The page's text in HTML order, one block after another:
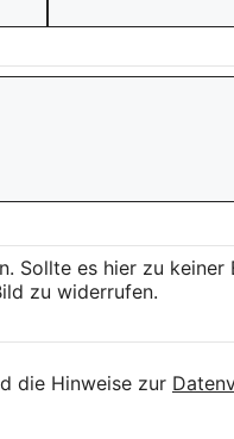
Sollte es hier zu
zu widerrufen.
die Hinweise zur